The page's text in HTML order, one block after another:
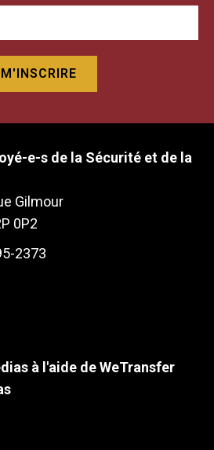
e-s de la Sécurité et de la
Gilmour
0P2
2373
à l'aide de WeTransfer